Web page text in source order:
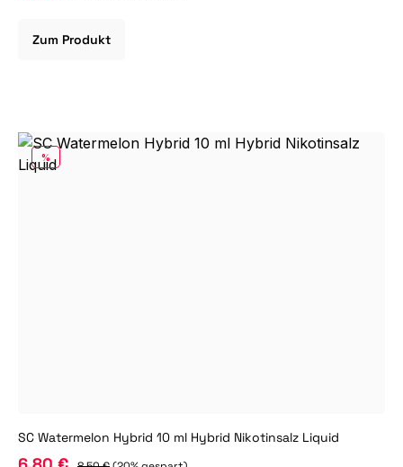
Zum Produkt
RABATT
%
SC Watermelon Hybrid 10 ml Hybrid Nikotinsalz Liquid